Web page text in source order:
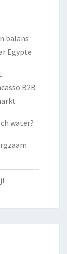
balans
Egypte
B2B
water?